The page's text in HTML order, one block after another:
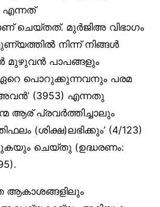
എന്നത്
ചെയ്തത്. മുര്‍ജിഅ വിഭാഗം
നിന്ന് നിങ്ങള്‍
മുഴുവന്‍ പാപങ്ങളും
പൊറുക്കുന്നവനും പരമ
(3953) എന്നതു
ആര് പ്രവര്‍ത്തിച്ചാലും
(ശിക്ഷ)ലഭിക്കും’ (4/123)
ചെയ്തു (ഉദ്ധരണം: